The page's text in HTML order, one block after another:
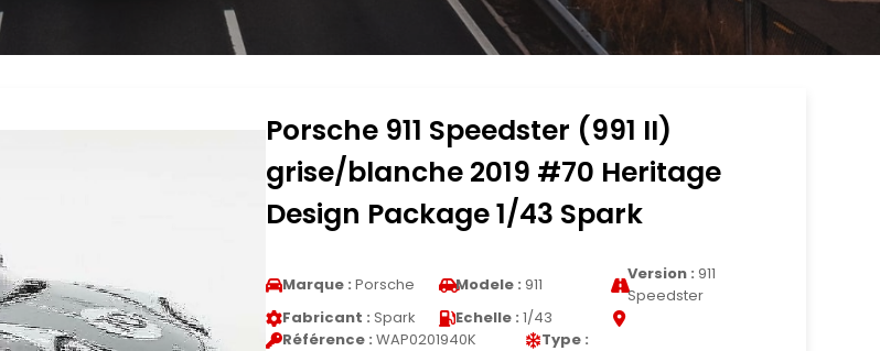
Porsche 911 Speedster (991 II)
grise/blanche 2019 #70 Heritage
Design Package 1/43 Spark
Marque : Porsche Modele : 911
Version : 911
Speedster
Fabricant : Spark Echelle : 1/43
Référence : WAP0201940K Type :